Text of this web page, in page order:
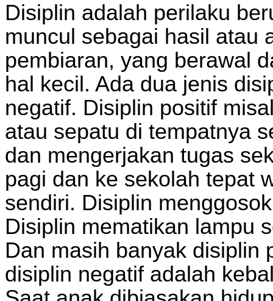
Disiplin adalah perilaku
muncul sebagai hasil atau
pembiaran, yang berawal
hal kecil. Ada dua jenis
negatif. Disiplin positif
atau sepatu di tempatnya
dan mengerjakan tugas
pagi dan ke sekolah tepat
sendiri. Disiplin
Disiplin mematikan lampu
Dan masih banyak disiplin
disiplin negatif adalah